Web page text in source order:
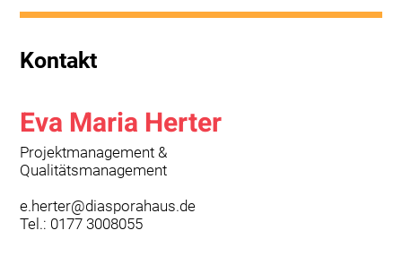
Kontakt
Eva Maria Herter
Projektmanagement &
Qualitätsmanagement
e.herter@diasporahaus.de
Tel.: 0177 3008055